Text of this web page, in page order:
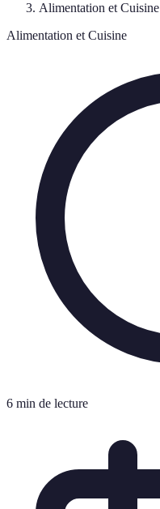
Alimentation et Cuisine
Alimentation et Cuisine
6 min de lecture